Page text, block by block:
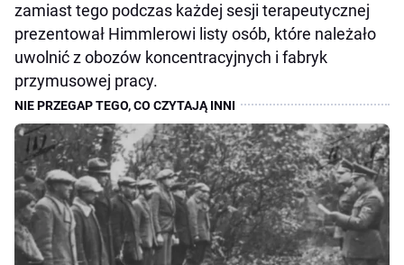
zamiast tego podczas każdej sesji terapeutycznej
prezentował Himmlerowi listy osób, które należało
uwolnić z obozów koncentracyjnych i fabryk
przymusowej pracy.